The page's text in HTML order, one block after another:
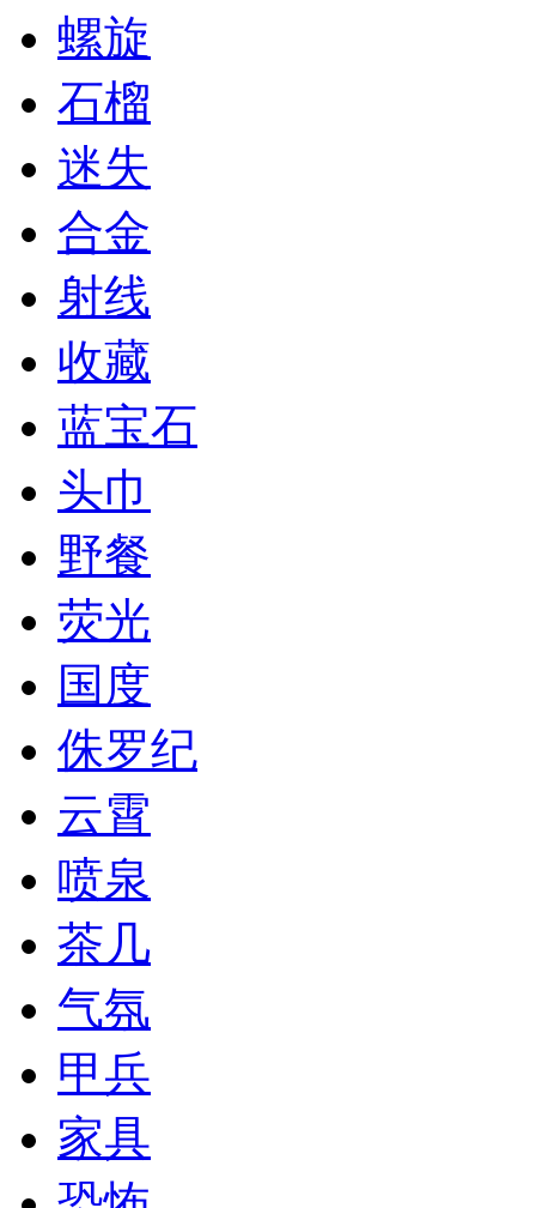
螺旋
石榴
迷失
合金
射线
收藏
蓝宝石
头巾
野餐
荧光
国度
侏罗纪
云霄
喷泉
茶几
气氛
甲兵
家具